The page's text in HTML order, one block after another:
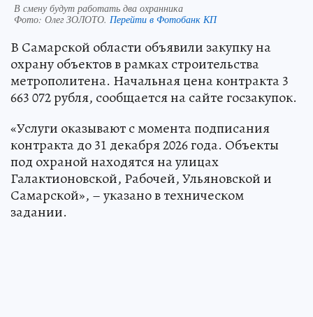
В смену будут работать два охранника
Фото: Олег ЗОЛОТО. Перейти в Фотобанк КП
В Самарской области объявили закупку на
охрану объектов в рамках строительства
метрополитена. Начальная цена контракта 3
663 072 рубля, сообщается на сайте госзакупок.
«Услуги оказывают с момента подписания
контракта до 31 декабря 2026 года. Объекты
под охраной находятся на улицах
Галактионовской, Рабочей, Ульяновской и
Самарской», – указано в техническом
задании.